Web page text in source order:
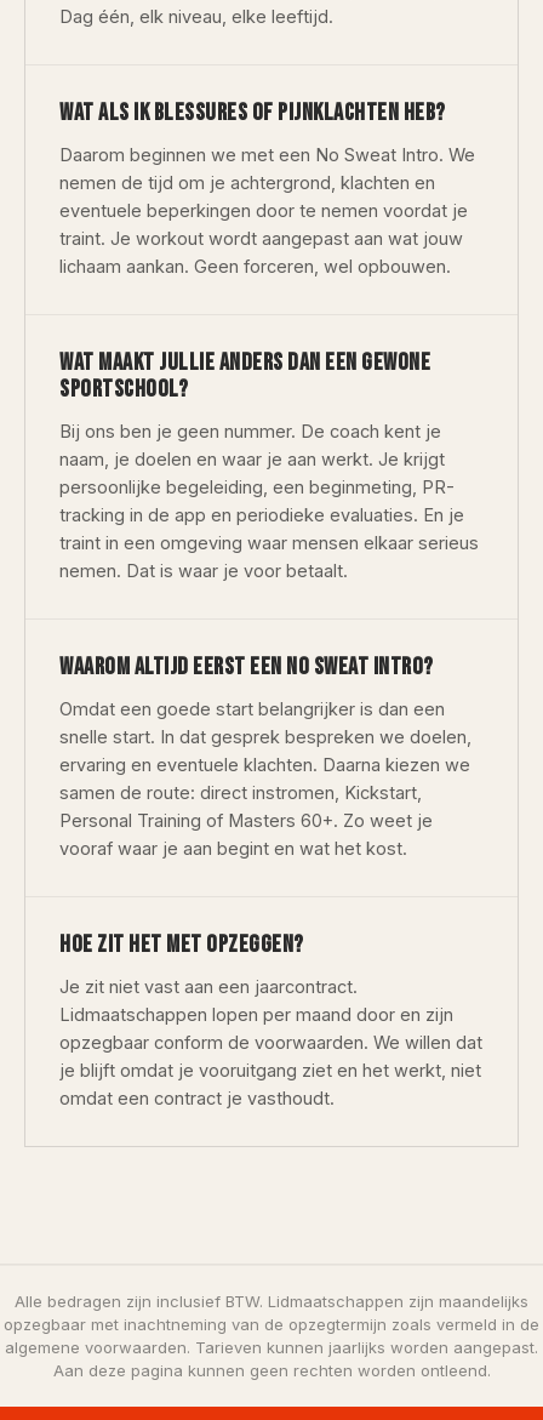
Dag één, elk niveau, elke leeftijd.
WAT ALS IK BLESSURES OF PIJNKLACHTEN HEB?
Daarom beginnen we met een No Sweat Intro. We
nemen de tijd om je achtergrond, klachten en
eventuele beperkingen door te nemen voordat je
traint. Je workout wordt aangepast aan wat jouw
lichaam aankan. Geen forceren, wel opbouwen.
WAT MAAKT JULLIE ANDERS DAN EEN GEWONE
SPORTSCHOOL?
Bij ons ben je geen nummer. De coach kent je
naam, je doelen en waar je aan werkt. Je krijgt
persoonlijke begeleiding, een beginmeting, PR-
tracking in de app en periodieke evaluaties. En je
traint in een omgeving waar mensen elkaar serieus
nemen. Dat is waar je voor betaalt.
WAAROM ALTIJD EERST EEN NO SWEAT INTRO?
Omdat een goede start belangrijker is dan een
snelle start. In dat gesprek bespreken we doelen,
ervaring en eventuele klachten. Daarna kiezen we
samen de route: direct instromen, Kickstart,
Personal Training of Masters 60+. Zo weet je
vooraf waar je aan begint en wat het kost.
HOE ZIT HET MET OPZEGGEN?
Je zit niet vast aan een jaarcontract.
Lidmaatschappen lopen per maand door en zijn
opzegbaar conform de voorwaarden. We willen dat
je blijft omdat je vooruitgang ziet en het werkt, niet
omdat een contract je vasthoudt.
Alle bedragen zijn inclusief BTW. Lidmaatschappen zijn maandelijks
opzegbaar met inachtneming van de opzegtermijn zoals vermeld in de
algemene voorwaarden. Tarieven kunnen jaarlijks worden aangepast.
Aan deze pagina kunnen geen rechten worden ontleend.